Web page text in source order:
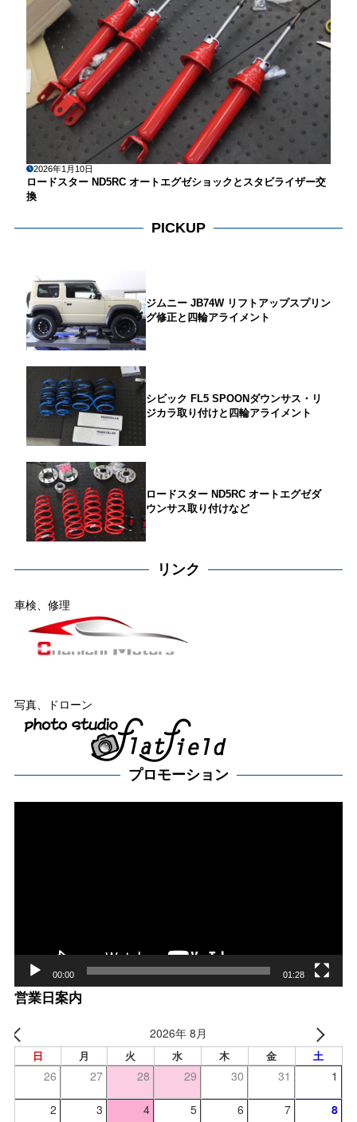
2026年1月10日
ロードスター ND5RC オートエグゼショックとスタビライザー交
換
PICKUP
ジムニー JB74W リフトアップスプリン
グ修正と四輪アライメント
シビック FL5 SPOONダウンサス・リ
ジカラ取り付けと四輪アライメント
ロードスター ND5RC オートエグゼダ
ウンサス取り付けなど
リンク
車検、修理
写真、ドローン
プロモーション
00:00 01:28
営業日案内
2026年 8月
日 月 火 水 木 金 土
26 27 28 29 30 31 1
2 3 4 5 6 7 8